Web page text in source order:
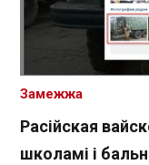
Расійская
школамі і
Замежжа